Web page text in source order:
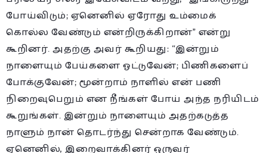
போய்விடும்; ஏனெனில் ஏரோது உம்மைக்
கொல்ல வேண்டும் என்றிருக்கிறான்” என்று
கூறினர். அதற்கு அவர் கூறியது: “இன்றும்
நாளையும் பேய்களை ஓட்டுவேன்; பிணிகளைப்
போக்குவேன்; மூன்றாம் நாளில் என் பணி
நிறைவுபெறும் என நீங்கள் போய் அந்த நரியிடம்
கூறுங்கள். இன்றும் நாளையும் அதற்கடுத்த
நாளும் நான் தொடர்ந்து சென்றாக வேண்டும்.
ஏனெனில், இறைவாக்கினர் ஒருவர்